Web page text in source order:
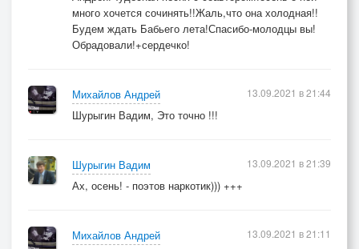
много хочется сочинять!!Жаль,что она холодная!!
Будем ждать Бабьего лета!Спасибо-молодцы вы!
Обрадовали!+сердечко!
Михайлов Андрей
Шурыгин Вадим, Это точно !!!
13.09.2021 в 21:44
Шурыгин Вадим
Ах, осень! - поэтов наркотик))) +++
13.09.2021 в 21:39
Михайлов Андрей
13.09.2021 в 21:11